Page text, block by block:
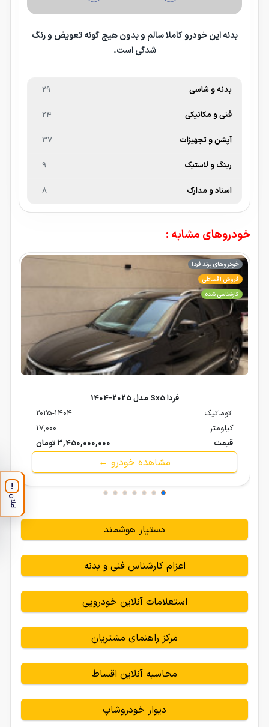
بدنه این خودرو کاملا سالم و بدون هیچ گونه تعویض و رنگ
شدگی است.
بدنه و شاسی 29
فنی و مکانیکی 24
آپشن و تجهیزات 37
رینگ و لاستیک 9
اسناد و مدارک 8
خودروهای مشابه :
خودروهای برند فردا
فروش اقساطی
کارشناسی شده
فردا Sx5 مدل 2025-1404
اتوماتیک
2025-1404
کیلومتر
17,000
قیمت
3,450,000,000 تومان
مشاهده خودرو ←
دستیار هوشمند
اعزام کارشناس فنی و بدنه
استعلامات آنلاین خودرویی
مرکز راهنمای مشتریان
محاسبه آنلاین اقساط
دیوار خودروشاپ
!
اعلان